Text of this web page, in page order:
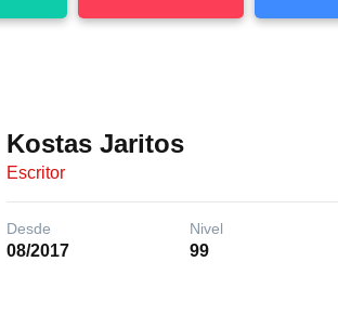
Kostas Jaritos
Escritor
Desde
08/2017
Nivel
99